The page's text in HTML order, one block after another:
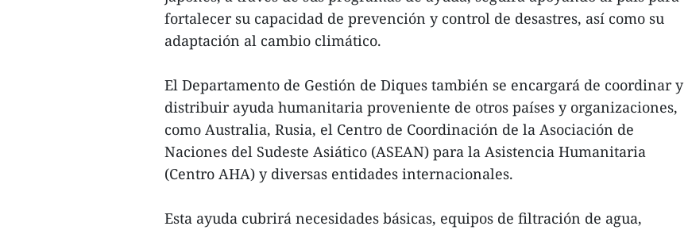
fortalecer su capacidad de prevención y control de desastres, así como su
adaptación al cambio climático.
El Departamento de Gestión de Diques también se encargará de coordinar y
distribuir ayuda humanitaria proveniente de otros países y organizaciones,
como Australia, Rusia, el Centro de Coordinación de la Asociación de
Naciones del Sudeste Asiático (ASEAN) para la Asistencia Humanitaria
(Centro AHA) y diversas entidades internacionales.
Esta ayuda cubrirá necesidades básicas, equipos de filtración de agua,